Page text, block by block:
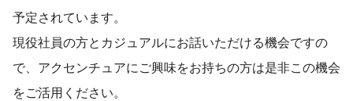
予定されています。
現役社員の方とカジュアルにお話いただける機会ですの
で、アクセンチュアにご興味をお持ちの方は是非この機会
をご活用ください。